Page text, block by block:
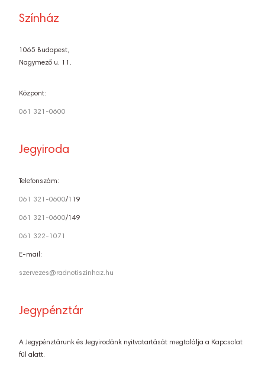
Színház
1065 Budapest,
Nagymező u. 11.
Központ:
061 321-0600
Jegyiroda
Telefonszám:
061 321-0600/119
061 321-0600/149
061 322-1071
E-mail:
szervezes@radnotiszinhaz.hu
Jegypénztár
A Jegypénztárunk és Jegyirodánk nyitvatartását megtalálja a Kapcsolat
fül alatt.